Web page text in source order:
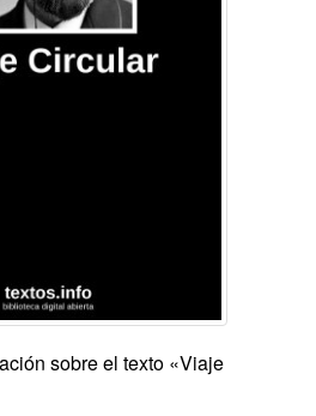
sobre el texto «Viaje